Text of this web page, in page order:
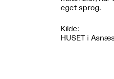
eget sprog.
Kilde:
HUSET i